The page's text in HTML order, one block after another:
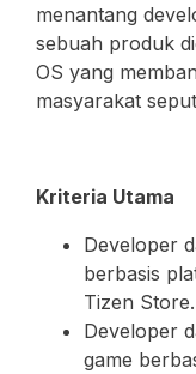
menantang
sebuah produk
OS yang
masyarakat
Kriteria Utama
Developer
berbasis
Tizen Store.
Developer
game